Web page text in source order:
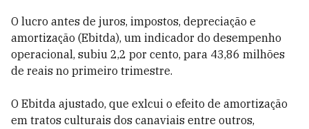
O lucro antes de juros, impostos, depreciação e
amortização (Ebitda), um indicador do desempenho
operacional, subiu 2,2 por cento, para 43,86 milhões
de reais no primeiro trimestre.
O Ebitda ajustado, que exlcui o efeito de amortização
em tratos culturais dos canaviais entre outros,